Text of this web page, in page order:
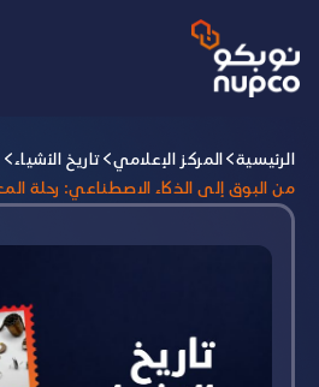
الرئيسية المركز الإعلامي
تاريخ الأشياء
من البوق إلى الذكاء الاصطناعي: رحلة